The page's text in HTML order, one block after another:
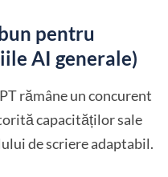
pentru
AI generale)
rămâne un concurent
capacităților sale
de scriere adaptabil.